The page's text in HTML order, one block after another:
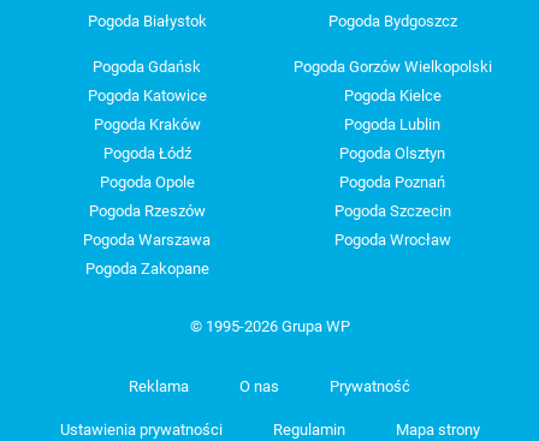
Pogoda Białystok Pogoda Bydgoszcz
Pogoda Gdańsk
Pogoda Gorzów Wielkopolski
Pogoda Katowice
Pogoda Kielce
Pogoda Kraków
Pogoda Lublin
Pogoda Łódź
Pogoda Olsztyn
Pogoda Opole
Pogoda Poznań
Pogoda Rzeszów
Pogoda Szczecin
Pogoda Warszawa
Pogoda Wrocław
Pogoda Zakopane
© 1995-2026 Grupa WP
Reklama O nas Prywatność
Ustawienia prywatności Regulamin Mapa strony